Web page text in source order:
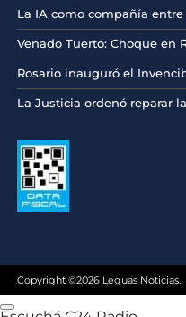
La IA como compañía
Venado Tuerto: Choque en
Rosario inauguró el
La Justicia ordenó reparar
Copyright ©2026 Leguas Noticias.